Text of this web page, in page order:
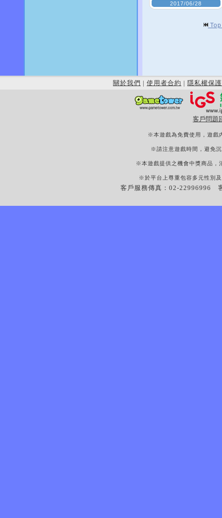
2017/06/28
關於我們 | 使用者合約 | 隱私權保護
客戶問題
※本遊戲為免費使用，遊戲
※請注意遊戲時間，避免
※本遊戲提供之機會中獎商品，
※於平台上尊重包容多元性別
客戶服務傳真：02-22996996